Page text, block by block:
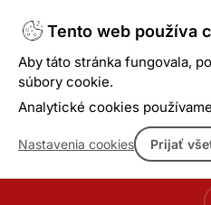
Tento web používa
Aby táto stránka fungovala,
súbory cookie.
Analytické cookies
Nastavenia cookies Prijať